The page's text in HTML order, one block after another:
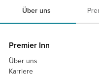
Über uns
Premier Inn
Über uns
Karriere